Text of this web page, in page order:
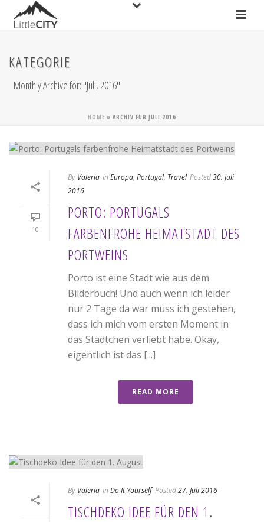
KATEGORIE
Monthly Archive for: "Juli, 2016"
HOME » ARCHIV FÜR JULI 2016
10
By Valeria In Europa, Portugal, Travel Posted30. Juli
2016
PORTO: PORTUGALS
FARBENFROHE HEIMATSTADT DES
PORTWEINS
Porto ist eine Stadt wie aus dem
Bilderbuch! Und auch wenn ich leider
nur 2 Tage da war muss ich gestehen,
dass ich mich vom ersten Moment in
das Städtchen verliebt habe. Okay,
eigentlich ist das [...]
READ MORE
By Valeria In Do It Yourself Posted27. Juli 2016
TISCHDEKO IDEE FÜR DEN 1.